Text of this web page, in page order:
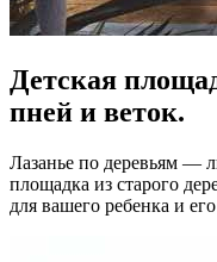
Детская
пней и веток.
Лазанье по деревьям —
площадка из старого
для вашего ребенка и